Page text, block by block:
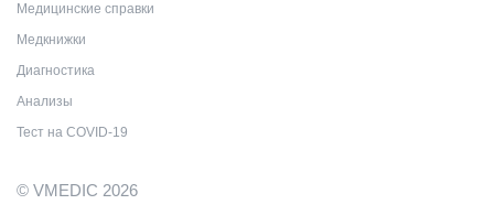
Медицинские справки
Медкнижки
Диагностика
Анализы
Тест на COVID-19
© VMEDIC 2026